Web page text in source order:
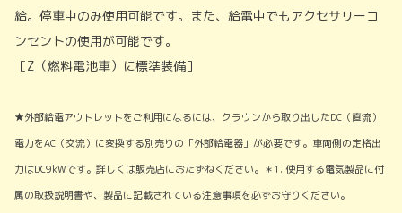
給。停車中のみ使用可能です。また、給電中でもアクセサリーコ
ンセントの使用が可能です。
［Z（燃料電池車）に標準装備］
★外部給電アウトレットをご利用になるには、クラウンから取り出したDC（直流）
電力をAC（交流）に変換する別売りの「外部給電器」が必要です。車両側の定格出
力はDC9kWです。詳しくは販売店におたずねください。＊1. 使用する電気製品に付
属の取扱説明書や、製品に記載されている注意事項を必ずお守りください。